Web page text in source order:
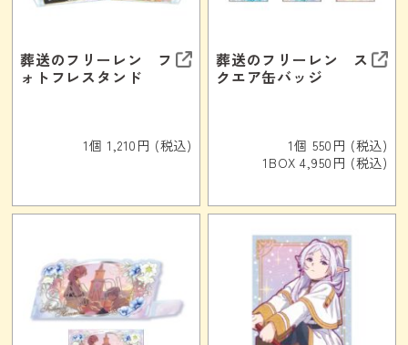
葬送のフリーレン フ
ォトフレスタンド
1個 1,210円 (税込)
葬送のフリーレン ス
クエア缶バッジ
1個 550円 (税込)
1BOX 4,950円 (税込)